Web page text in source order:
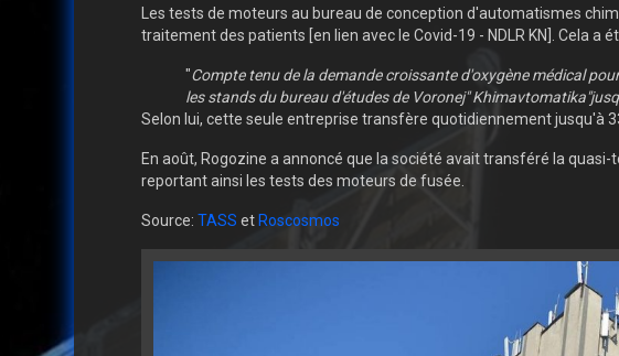
Les tests de moteurs au bureau de conception d'automatismes
traitement des patients [en lien avec le Covid-19 - NDLR KN]. Cela a
"Compte tenu de la demande croissante d'oxygène médical
les stands du bureau d'études de Voronej"
Selon lui, cette seule entreprise transfère quotidiennement jusqu'à
En août, Rogozine a annoncé que la société avait transféré la
reportant ainsi les tests des moteurs de fusée.
Source: TASS et Roscosmos